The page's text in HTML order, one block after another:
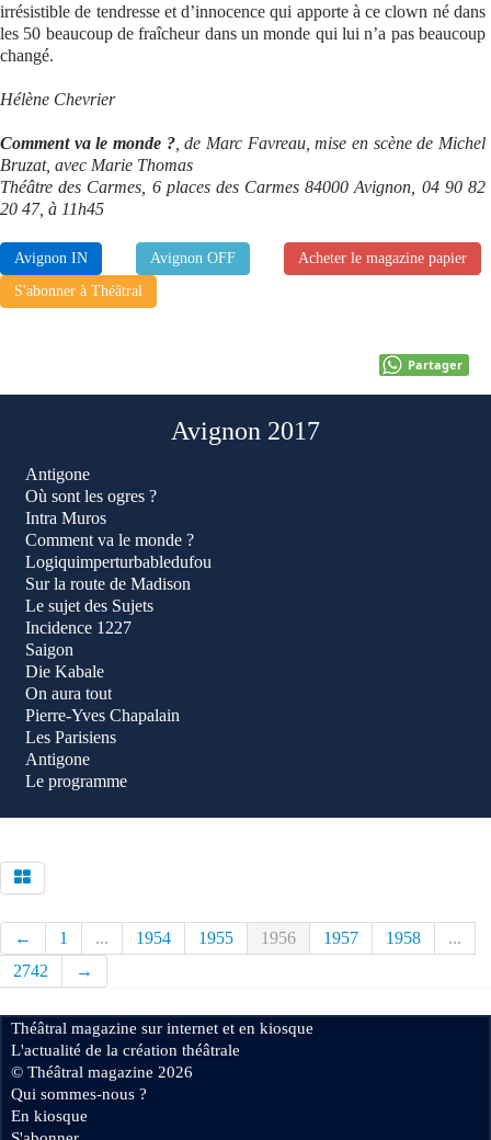
irrésistible de tendresse et d’innocence qui apporte à ce clown né dans
les 50 beaucoup de fraîcheur dans un monde qui lui n’a pas beaucoup
changé.
Hélène Chevrier
Comment va le monde ?, de Marc Favreau, mise en scène de Michel
Bruzat, avec Marie Thomas
Théâtre des Carmes, 6 places des Carmes 84000 Avignon, 04 90 82
20 47, à 11h45
Avignon IN Avignon OFF
Acheter le magazine papier
S'abonner à Théâtral
Partager
Avignon 2017
Antigone
Où sont les ogres ?
Intra Muros
Comment va le monde ?
Logiquimperturbabledufou
Sur la route de Madison
Le sujet des Sujets
Incidence 1227
Saigon
Die Kabale
On aura tout
Pierre-Yves Chapalain
Les Parisiens
Antigone
Le programme
← 1 ... 1954 1955 1956 1957 1958
...
2742
→
Théâtral magazine sur internet et en kiosque
L'actualité de la création théâtrale
© Théâtral magazine 2026
Qui sommes-nous ?
En kiosque